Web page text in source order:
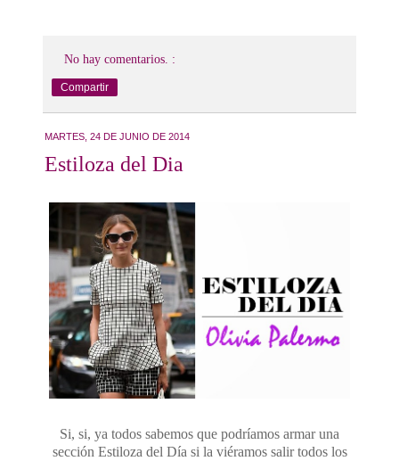
No hay comentarios. :
Compartir
MARTES, 24 DE JUNIO DE 2014
Estiloza del Dia
Si, si, ya todos sabemos que podríamos armar una
sección Estiloza del Día si la viéramos salir todos los